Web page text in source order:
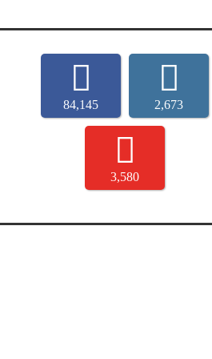
84,145 2,673
3,580